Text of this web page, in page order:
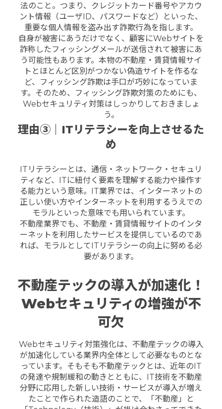
法のこと。つまり、クレジットカード番号やアカウ
ント情報（ユーザID、パスワードなど）といった、
重要な個人情報を盗み出す詐欺行為を指します。
自身が被害にあうだけでなく、顧客にWebサイトを
詐称したフィッシングメールが送信されて被害にあ
う可能性もあります。本物の不動産・賃貸情報サイ
トとほとんど区別がつかない偽造サイトを作るな
ど、フィッシング詐欺は手口が巧妙になっていま
す。
そのため、フィッシング詐欺対策のためにも、
Webセキュリティ対策はしっかりしておきましょ
う。
理由③｜ITリテラシーを向上させるた
め
ITリテラシーとは、通信・ネットワーク・セキュリ
ティなど、ITに紐付く要素を理解する能力や操作す
る能力という意味。IT業界では、インターネットの
正しい使い方やインターネットを利用するうえでの
モラルといった意味でも用いられています。
不動産業界でも、不動産・賃貸情報サイトのインタ
ーネットを利用したサービスを提供しているのであ
れば、モラルとしてITリテラシーの向上に努める必
要があります。
不動産テックの導入が加速化！
Webセキュリティの増強が不
可欠
Webセキュリティ対策強化は、不動産テックの導入
が加速化している業界内全体として必要なものとな
っています。そもそも不動産テックとは、近年のIT
の発達や規制緩和の動きとともに、IT技術を不動産
分野に応用した新しい技術・サービスが導入が増え
たことで作られた造語のことで、「不動産」と